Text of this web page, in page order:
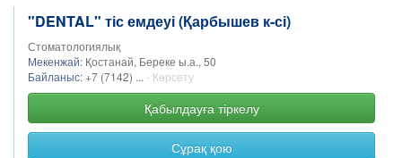
"DENTAL" тіс емдеуі (Қарбышев к-сі)
Стоматологиялық
Мекенжай: Қостанай, Береке ы.а., 50
Байланыс: +7 (7142) ... - Көрсету
Қабылдауға тіркелу
Сұрақ қою